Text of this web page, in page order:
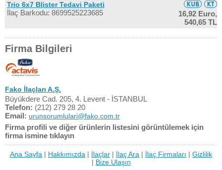
Trio 6x7 Blister Tedavi Paketi
İlaç Barkodu: 8699525223685
16,92 Euro,
540,65 TL
Firma Bilgileri
Fako İlaçları A.Ş.
Büyükdere Cad. 205, 4. Levent - İSTANBUL
Telefon: (212) 279 28 20
Email: urunsorumlulari@fako.com.tr
Firma profili ve diğer ürünlerin listesini görüntülemek için
firma ismine tıklayın
Ana Sayfa | Hakkımızda | İlaçlar | İlaç Ara | İlaç Firmaları | Gizlilik
| Bize Ulaşın